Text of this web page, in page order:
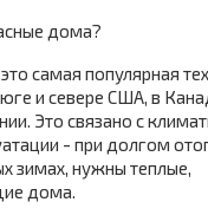
дома?
самая популярная
юге и севере США, в
Это связано с
- при долгом
зимах, нужны теплые,
дома.